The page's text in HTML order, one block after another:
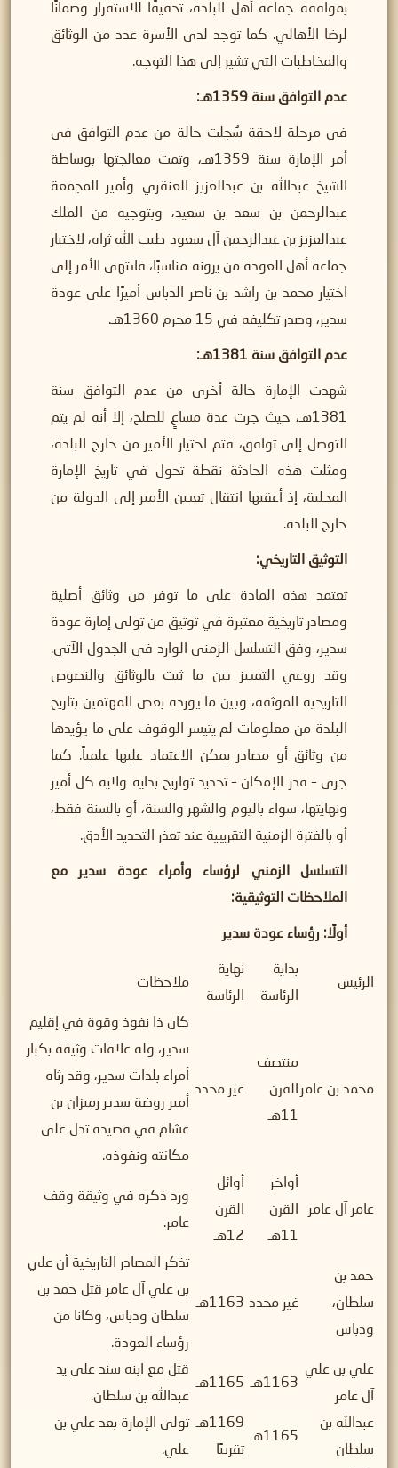
بموافقة جماعة أهل البلدة، تحقيقًا للاستقرار وضمانًا
لرضا الأهالي. كما توجد لدى الأسرة عدد من الوثائق
والمخاطبات التي تشير إلى هذا التوجه.
عدم التوافق سنة 1359هـ :
في مرحلة لاحقة سُجلت حالة من عدم التوافق في
أمر الإمارة سنة 1359هـ، وتمت معالجتها بوساطة
الشيخ عبدالله بن عبدالعزيز العنقري وأمير المجمعة
عبدالرحمن بن سعد بن سعيد، وبتوجيه من الملك
عبدالعزيز بن عبدالرحمن آل سعود طيب الله ثراه، لاختيار
جماعة أهل العودة من يرونه مناسبًا، فانتهى الأمر إلى
اختيار محمد بن راشد بن ناصر الدباس أميرًا على عودة
سدير، وصدر تكليفه في 15 محرم 1360هـ.
عدم التوافق سنة 1381هـ :
شهدت الإمارة حالة أخرى من عدم التوافق سنة
1381هـ، حيث جرت عدة مساعٍ للصلح، إلا أنه لم يتم
التوصل إلى توافق، فتم اختيار الأمير من خارج البلدة،
ومثلت هذه الحادثة نقطة تحول في تاريخ الإمارة
المحلية، إذ أعقبها انتقال تعيين الأمير إلى الدولة من
خارج البلدة.
التوثيق التاريخي:
تعتمد هذه المادة على ما توفر من وثائق أصلية
ومصادر تاريخية معتبرة في توثيق من تولى إمارة عودة
سدير، وفق التسلسل الزمني الوارد في الجدول الآتي.
وقد روعي التمييز بين ما ثبت بالوثائق والنصوص
التاريخية الموثقة، وبين ما يورده بعض المهتمين بتاريخ
البلدة من معلومات لم يتيسر الوقوف على ما يؤيدها
من وثائق أو مصادر يمكن الاعتماد عليها علمياً. كما
جرى – قدر الإمكان – تحديد تواريخ بداية ولاية كل أمير
ونهايتها، سواء باليوم والشهر والسنة، أو بالسنة فقط،
أو بالفترة الزمنية التقريبية عند تعذر التحديد الأدق.
التسلسل الزمني لرؤساء وأمراء عودة سدير مع
الملاحظات التوثيقية:
أولًا: رؤساء عودة سدير
الرئيس
بداية
الرئاسة
نهاية
الرئاسة
ملاحظات
محمد بن عامر
منتصف
القرن
11هـ
غير محدد
كان ذا نفوذ وقوة في إقليم
سدير، وله علاقات وثيقة بكبار
أمراء بلدات سدير، وقد رثاه
أمير روضة سدير رميزان بن
غشام في قصيدة تدل على
مكانته ونفوذه.
عامر آل عامر
أواخر
القرن
11هـ
أوائل
القرن
12هـ
ورد ذكره في وثيقة وقف
عامر.
حمد بن
سلطان،
ودباس
غير محدد 1163هـ
تذكر المصادر التاريخية أن علي
بن علي آل عامر قتل حمد بن
سلطان ودباس، وكانا من
رؤساء العودة.
علي بن علي
آل عامر
1163هـ 1165هـ
قتل مع ابنه سند على يد
عبدالله بن سلطان.
عبدالله بن
سلطان
1165هـ
1169هـ
تقريبًا
تولى الإمارة بعد علي بن
علي.